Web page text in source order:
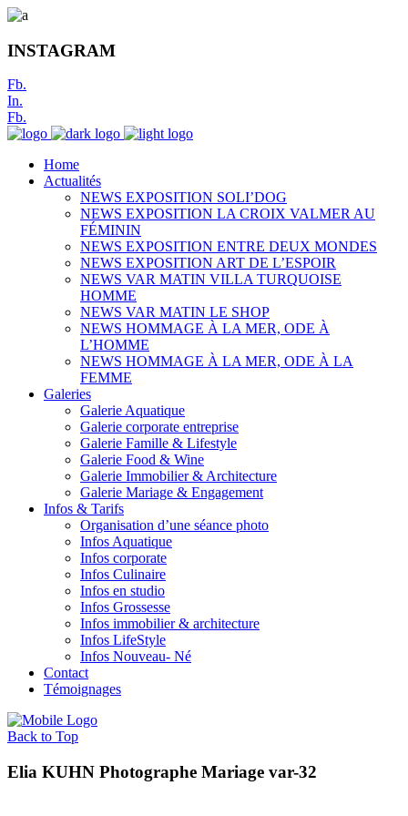
INSTAGRAM
Fb.
In.
Fb.
Home
Actualités
NEWS EXPOSITION SOLI’DOG
NEWS EXPOSITION LA CROIX VALMER AU
FÉMININ
NEWS EXPOSITION ENTRE DEUX MONDES
NEWS EXPOSITION ART DE L’ESPOIR
NEWS VAR MATIN VILLA TURQUOISE
HOMME
NEWS VAR MATIN LE SHOP
NEWS HOMMAGE À LA MER, ODE À
L’HOMME
NEWS HOMMAGE À LA MER, ODE À LA
FEMME
Galeries
Galerie Aquatique
Galerie corporate entreprise
Galerie Famille & Lifestyle
Galerie Food & Wine
Galerie Immobilier & Architecture
Galerie Mariage & Engagement
Infos & Tarifs
Organisation d’une séance photo
Infos Aquatique
Infos corporate
Infos Culinaire
Infos en studio
Infos Grossesse
Infos immobilier & architecture
Infos LifeStyle
Infos Nouveau- Né
Contact
Témoignages
Back to Top
Elia KUHN Photographe Mariage var-32